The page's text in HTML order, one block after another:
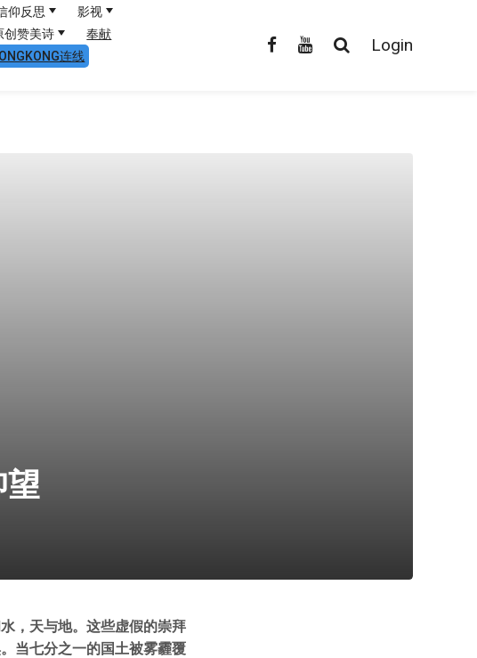
仰反思
影视
创赞美诗
奉献
连线
Login
望
，天与地。这些虚假的崇拜
当七分之一的国土被雾霾覆